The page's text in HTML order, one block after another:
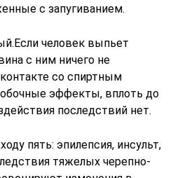
с запугиванием.
человек выпьет
с ним ничего не
со спиртным
эффекты, вплоть до
последствий нет.
пять: эпилепсия, инсульт,
тяжелых черепно-